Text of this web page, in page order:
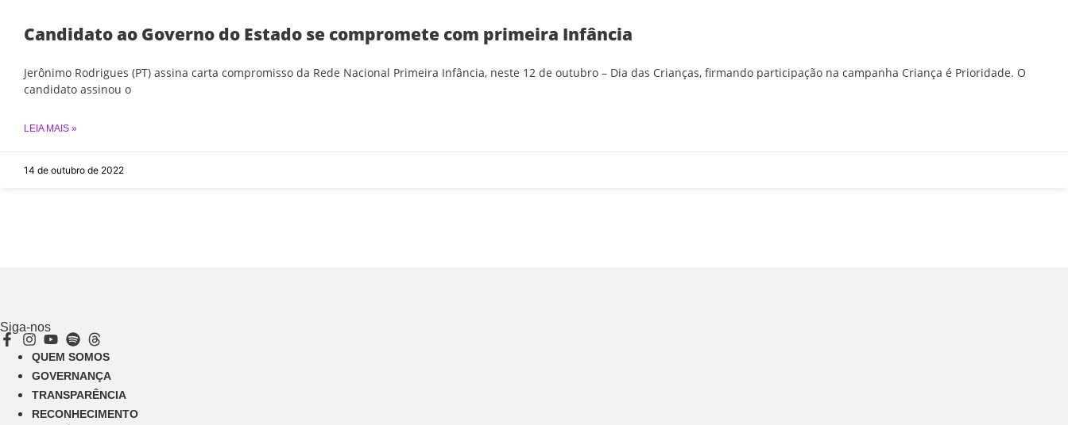
Candidato ao Governo do Estado se compromete com primeira Infância
Jerônimo Rodrigues (PT) assina carta compromisso da Rede Nacional Primeira Infância, neste 12 de outubro – Dia das Crianças, firmando participação na campanha Criança é Prioridade. O
candidato assinou o
LEIA MAIS »
14 de outubro de 2022
Siga-nos
QUEM SOMOS
GOVERNANÇA
TRANSPARÊNCIA
RECONHECIMENTO